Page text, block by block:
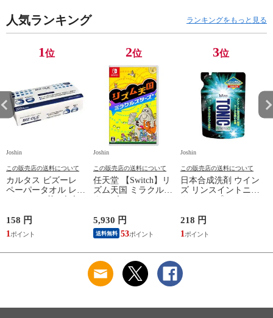
人気ランキング ランキングをもっと見る
1位
Joshin
この販売店の送料について
カルタス ビズーレ
ペーパータオル レギ
【返品種別A】
158 円
1
2位
Joshin
この販売店の送料について
任天堂 【Switch】リ
ズム天国 ミラクルス
テンゴク ミラクルス
タ-ズ 【返品種別B】
5,930 円
送料無料 53
3位
Joshin
この販売店の送料について
日本合成洗剤 ウイン
ズ リンスイントニッ
シヤンプ-カエ 【返
品種別A】
218 円
1